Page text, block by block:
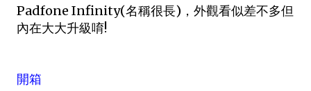
Padfone Infinity(名稱很長)，外觀看似差不多但
內在大大升級唷!
開箱